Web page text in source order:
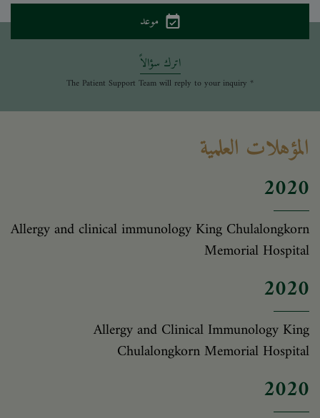
موعد
اترك سؤالاً
* The Patient Support Team will reply to your inquiry
المؤهلات العلمية
2020
Allergy and clinical immunology King Chulalongkorn
Memorial Hospital
2020
Allergy and Clinical Immunology King
Chulalongkorn Memorial Hospital
2020